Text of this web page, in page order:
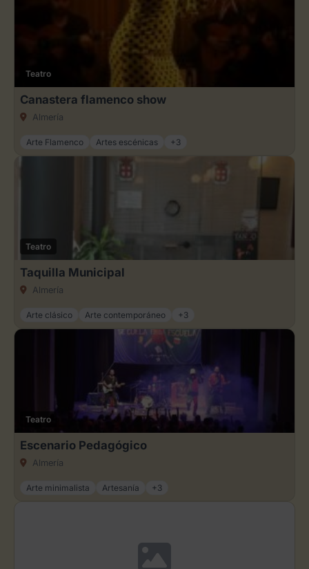
Teatro
Canastera flamenco show
Almería
Arte Flamenco Artes escénicas +3
Teatro
Taquilla Municipal
Almería
Arte clásico Arte contemporáneo +3
Teatro
Escenario Pedagógico
Almería
Arte minimalista Artesanía +3